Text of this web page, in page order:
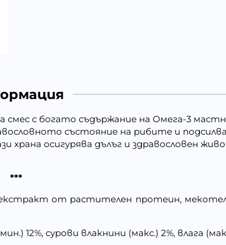
смес с богато съдържание на Омега-3
състояние на рибите и
осигурява дълъг и здравословен
***
от растителен протеин,
12%, сурови влакнини (макс.) 2%, влага